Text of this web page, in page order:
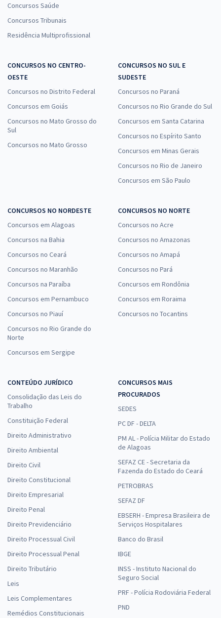
Concursos Saúde
Concursos Tribunais
Residência Multiprofissional
CONCURSOS NO CENTRO-
OESTE
Concursos no Distrito Federal
Concursos em Goiás
Concursos no Mato Grosso do
Sul
Concursos no Mato Grosso
CONCURSOS NO SUL E
SUDESTE
Concursos no Paraná
Concursos no Rio Grande do Sul
Concursos em Santa Catarina
Concursos no Espírito Santo
Concursos em Minas Gerais
Concursos no Rio de Janeiro
Concursos em São Paulo
CONCURSOS NO NORDESTE
Concursos em Alagoas
Concursos na Bahia
Concursos no Ceará
Concursos no Maranhão
Concursos na Paraíba
Concursos em Pernambuco
Concursos no Piauí
Concursos no Rio Grande do
Norte
Concursos em Sergipe
CONCURSOS NO NORTE
Concursos no Acre
Concursos no Amazonas
Concursos no Amapá
Concursos no Pará
Concursos em Rondônia
Concursos em Roraima
Concursos no Tocantins
CONTEÚDO JURÍDICO
Consolidação das Leis do
Trabalho
Constituição Federal
Direito Administrativo
Direito Ambiental
Direito Civil
Direito Constitucional
Direito Empresarial
Direito Penal
Direito Previdenciário
Direito Processual Civil
Direito Processual Penal
Direito Tributário
Leis
Leis Complementares
Remédios Constitucionais
CONCURSOS MAIS
PROCURADOS
SEDES
PC DF - DELTA
PM AL - Polícia Militar do Estado
de Alagoas
SEFAZ CE - Secretaria da
Fazenda do Estado do Ceará
PETROBRAS
SEFAZ DF
EBSERH - Empresa Brasileira de
Serviços Hospitalares
Banco do Brasil
IBGE
INSS - Instituto Nacional do
Seguro Social
PRF - Polícia Rodoviária Federal
PND